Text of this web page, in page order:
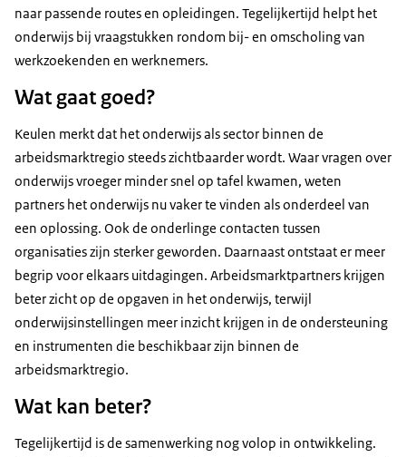
naar passende routes en opleidingen. Tegelijkertijd helpt het
onderwijs bij vraagstukken rondom bij- en omscholing van
werkzoekenden en werknemers.
Wat gaat goed?
Keulen merkt dat het onderwijs als sector binnen de
arbeidsmarktregio steeds zichtbaarder wordt. Waar vragen over
onderwijs vroeger minder snel op tafel kwamen, weten
partners het onderwijs nu vaker te vinden als onderdeel van
een oplossing. Ook de onderlinge contacten tussen
organisaties zijn sterker geworden. Daarnaast ontstaat er meer
begrip voor elkaars uitdagingen. Arbeidsmarktpartners krijgen
beter zicht op de opgaven in het onderwijs, terwijl
onderwijsinstellingen meer inzicht krijgen in de ondersteuning
en instrumenten die beschikbaar zijn binnen de
arbeidsmarktregio.
Wat kan beter?
Tegelijkertijd is de samenwerking nog volop in ontwikkeling.